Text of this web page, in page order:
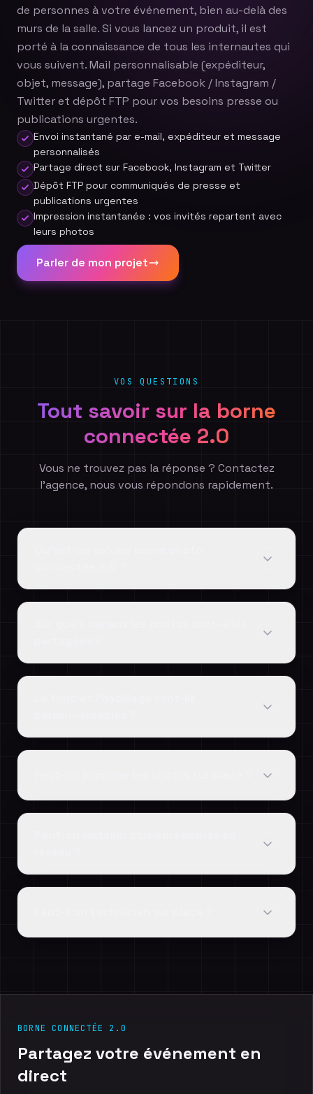
de personnes à votre événement, bien au-delà des
murs de la salle. Si vous lancez un produit, il est
porté à la connaissance de tous les internautes qui
vous suivent. Mail personnalisable (expéditeur,
objet, message), partage Facebook / Instagram /
Twitter et dépôt FTP pour vos besoins presse ou
publications urgentes.
Envoi instantané par e-mail, expéditeur et message
personnalisés
Partage direct sur Facebook, Instagram et Twitter
Dépôt FTP pour communiqués de presse et
publications urgentes
Impression instantanée : vos invités repartent avec
leurs photos
Parler de mon projet
VOS QUESTIONS
Tout savoir sur la borne
connectée 2.0
Vous ne trouvez pas la réponse ? Contactez
l'agence, nous vous répondons rapidement.
BORNE CONNECTÉE 2.0
Partagez votre événement en
direct